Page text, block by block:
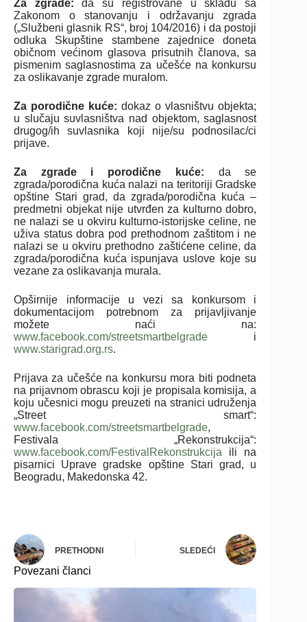
Za zgrade: da su registrovane u skladu sa
Zakonom o stanovanju i održavanju zgrada
(„Službeni glasnik RS“, broj 104/2016) i da postoji
odluka Skupštine stambene zajednice doneta
običnom većinom glasova prisutnih članova, sa
pismenim saglasnostima za učešće na konkursu
za oslikavanje zgrade muralom.
Za porodične kuće: dokaz o vlasništvu objekta;
u slučaju suvlasništva nad objektom, saglasnost
drugog/ih suvlasnika koji nije/su podnosilac/ci
prijave.
Za zgrade i porodične kuće: da se
zgrada/porodična kuća nalazi na teritoriji Gradske
opštine Stari grad, da zgrada/porodična kuća –
predmetni objekat nije utvrđen za kulturno dobro,
ne nalazi se u okviru kulturno-istorijske celine, ne
uživa status dobra pod prethodnom zaštitom i ne
nalazi se u okviru prethodno zaštićene celine, da
zgrada/porodična kuća ispunjava uslove koje su
vezane za oslikavanja murala.
Opširnije informacije u vezi sa konkursom i
dokumentacijom potrebnom za prijavljivanje
možete naći na:
www.facebook.com/streetsmartbelgrade i
www.starigrad.org.rs.
Prijava za učešće na konkursu mora biti podneta
na prijavnom obrascu koji je propisala komisija, a
koju učesnici mogu preuzeti na stranici udruženja
„Street smart“:
www.facebook.com/streetsmartbelgrade,
Festivala „Rekonstrukcija“:
www.facebook.com/FestivalRekonstrukcija ili na
pisarnici Uprave gradske opštine Stari grad, u
Beogradu, Makedonska 42.
PRETHODNI SLEDEĆI
Povezani članci